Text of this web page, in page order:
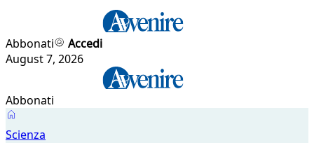
Abbonati
Accedi
August 7, 2026
Abbonati
Scienza